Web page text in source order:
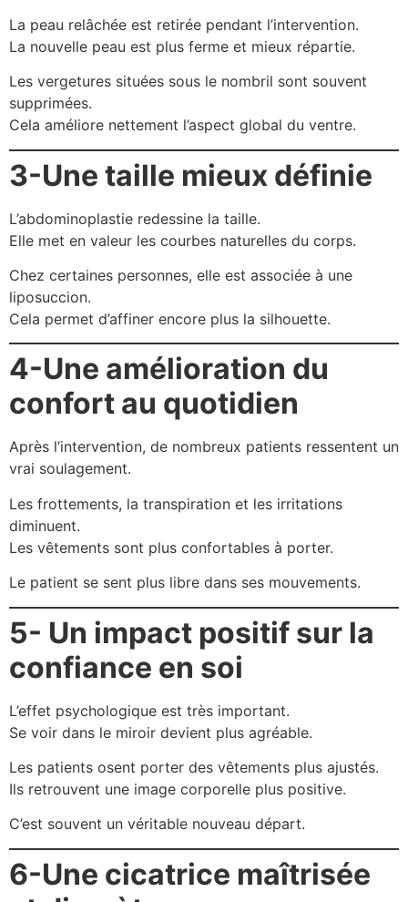
La peau relâchée est retirée pendant l’intervention.
La nouvelle peau est plus ferme et mieux répartie.
Les vergetures situées sous le nombril sont souvent
supprimées.
Cela améliore nettement l’aspect global du ventre.
3-Une taille mieux définie
L’abdominoplastie redessine la taille.
Elle met en valeur les courbes naturelles du corps.
Chez certaines personnes, elle est associée à une
liposuccion.
Cela permet d’affiner encore plus la silhouette.
4-Une amélioration du
confort au quotidien
Après l’intervention, de nombreux patients ressentent un
vrai soulagement.
Les frottements, la transpiration et les irritations
diminuent.
Les vêtements sont plus confortables à porter.
Le patient se sent plus libre dans ses mouvements.
5- Un impact positif sur la
confiance en soi
L’effet psychologique est très important.
Se voir dans le miroir devient plus agréable.
Les patients osent porter des vêtements plus ajustés.
Ils retrouvent une image corporelle plus positive.
C’est souvent un véritable nouveau départ.
6-Une cicatrice maîtrisée